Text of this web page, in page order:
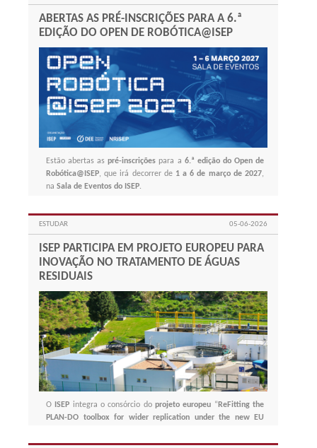
ABERTAS AS PRÉ-INSCRIÇÕES PARA A 6.ª
EDIÇÃO DO OPEN DE ROBÓTICA@ISEP
Estão abertas aspré-inscrições para a 6.ª edição do Open de
Robótica@ISEP, que irá decorrer de 1 a 6 de março de 2027,
na Sala de Eventos do ISEP.
ESTUDAR 05-06-2026
ISEP PARTICIPA EM PROJETO EUROPEU PARA
INOVAÇÃO NO TRATAMENTO DE ÁGUAS
RESIDUAIS
O ISEP integra o consórcio doprojeto europeu “ ReFitting the
PLAN-DO toolbox for wider replication under the new EU
pelaUnião Europeia.